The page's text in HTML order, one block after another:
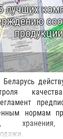
лучших
продукции
нормам
хранения,